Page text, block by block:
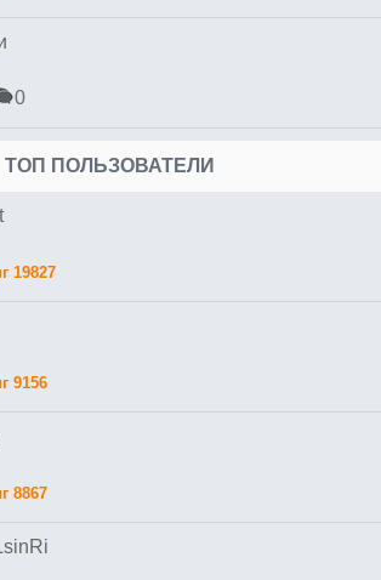
0
ТОП ПОЛЬЗОВАТЕЛИ
19827
9156
8867